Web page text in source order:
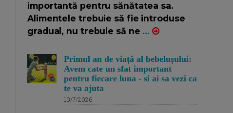
importantă pentru sănătatea sa.
Alimentele trebuie să fie introduse
gradual, nu trebuie să ne ...
Primul an de viață al bebelușului:
Avem cate un sfat important
pentru fiecare luna - si ai sa vezi ca
te va ajuta
10/7/2026